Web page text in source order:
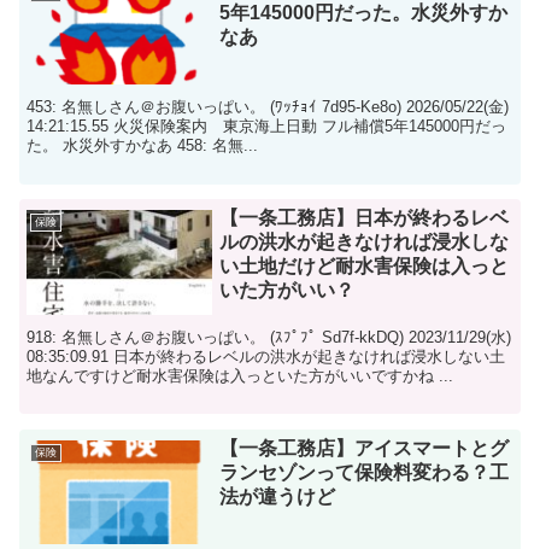
5年145000円だった。水災外すか
なあ
453: 名無しさん＠お腹いっぱい。 (ﾜｯﾁｮｲ 7d95-Ke8o) 2026/05/22(金)
14:21:15.55 火災保険案内 東京海上日動 フル補償5年145000円だっ
た。 水災外すかなあ 458: 名無...
保険
【一条工務店】日本が終わるレベ
ルの洪水が起きなければ浸水しな
い土地だけど耐水害保険は入っと
いた方がいい？
918: 名無しさん＠お腹いっぱい。 (ｽﾌﾟﾌﾟ Sd7f-kkDQ) 2023/11/29(水)
08:35:09.91 日本が終わるレベルの洪水が起きなければ浸水しない土
保険
【一条工務店】アイスマートとグ
ランセゾンって保険料変わる？工
法が違うけど